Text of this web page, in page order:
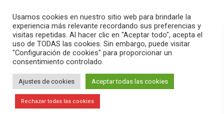
search menu pause PLAY
Usamos cookies en nuestro sitio web para brindarle la
experiencia más relevante recordando sus preferencias y
visitas repetidas. Al hacer clic en "Aceptar todo", acepta el
uso de TODAS las cookies. Sin embargo, puede visitar
"Configuración de cookies" para proporcionar un
consentimiento controlado.
Ajustes de cookies Aceptar todas las cookies
Rechazar todas las cookies